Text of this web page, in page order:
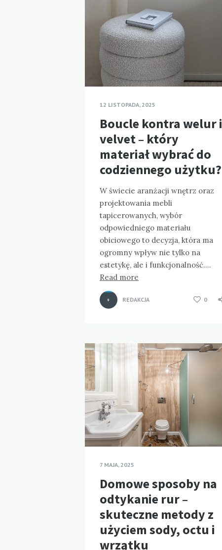
12 LISTOPADA, 2025
Boucle kontra welur i
velvet – który
materiał wybrać do
codziennego użytku?
W świecie aranżacji wnętrz oraz
projektowania mebli
tapicerowanych, wybór
odpowiedniego materiału
obiciowego to decyzja, która ma
ogromny wpływ nie tylko na
estetykę, ale i funkcjonalność….
Read more
REDAKCJA 0
7 MAJA, 2025
Domowe sposoby na
odtykanie rur –
skuteczne metody z
użyciem sody, octu i
wrzątku